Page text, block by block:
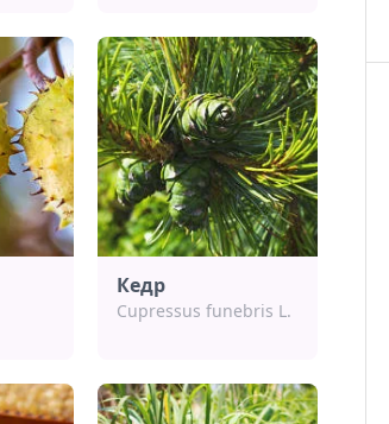
Кедр
Cupressus funebris L.